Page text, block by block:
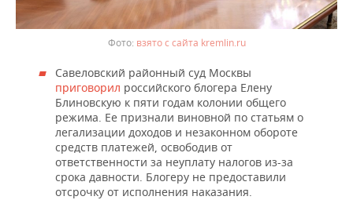
взято с сайта kremlin.ru
Савеловский районный суд Москвы
приговорил российского блогера Елену
Блиновскую к пяти годам колонии общего
режима. Ее признали виновной по статьям о
легализации доходов и незаконном обороте
средств платежей, освободив от
ответственности за неуплату налогов из-за
срока давности. Блогеру не предоставили
отсрочку от исполнения наказания.